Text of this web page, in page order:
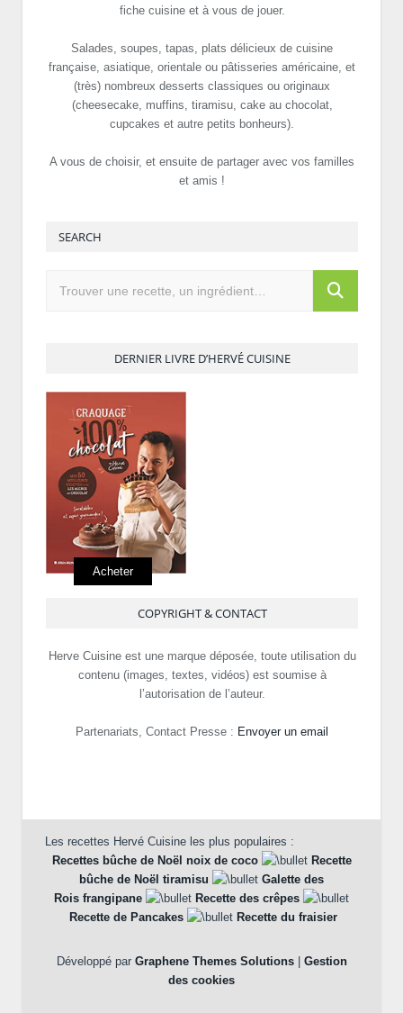
fiche cuisine et à vous de jouer.
Salades, soupes, tapas, plats délicieux de cuisine
française, asiatique, orientale ou pâtisseries américaine, et
(très) nombreux desserts classiques ou originaux
(cheesecake, muffins, tiramisu, cake au chocolat,
cupcakes et autre petits bonheurs).
A vous de choisir, et ensuite de partager avec vos familles
et amis !
SEARCH
DERNIER LIVRE D’HERVÉ CUISINE
Acheter
COPYRIGHT & CONTACT
Herve Cuisine est une marque déposée, toute utilisation du
contenu (images, textes, vidéos) est soumise à
l’autorisation de l’auteur.
Partenariats, Contact Presse : Envoyer un email
Les recettes Hervé Cuisine les plus populaires :
Recettes bûche de Noël noix de coco
Recette
bûche de Noël tiramisu
Galette des
Rois frangipane
Recette des crêpes
Recette de Pancakes
Recette du fraisier
Développé par Graphene Themes Solutions| Gestion
des cookies